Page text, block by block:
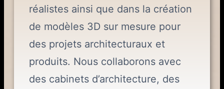
réalistes ainsi que dans la création
de modèles 3D sur mesure pour
des projets architecturaux et
produits. Nous collaborons avec
des cabinets d’architecture, des